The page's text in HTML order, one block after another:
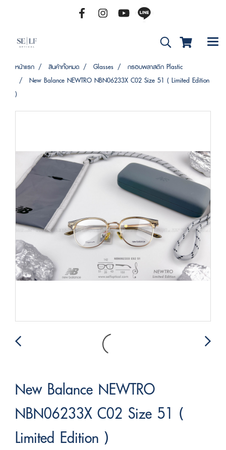
หน้าแรก สินค้าทั้งหมด Glasses
กรอบพลาสติก Plastic
New Balance NEWTRO NBN06233X C02 Size 51 ( Limited Edition
)
New Balance NEWTRO
NBN06233X C02 Size 51 (
Limited Edition )